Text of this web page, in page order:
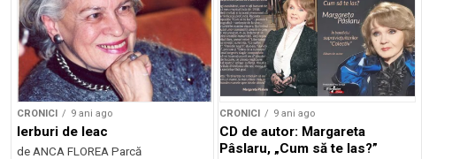
CRONICI 9 ani ago
Ierburi de leac
de ANCA FLOREA Parcă
CRONICI 9 ani ago
CD de autor: Margareta
Pâslaru, „Cum să te las?”